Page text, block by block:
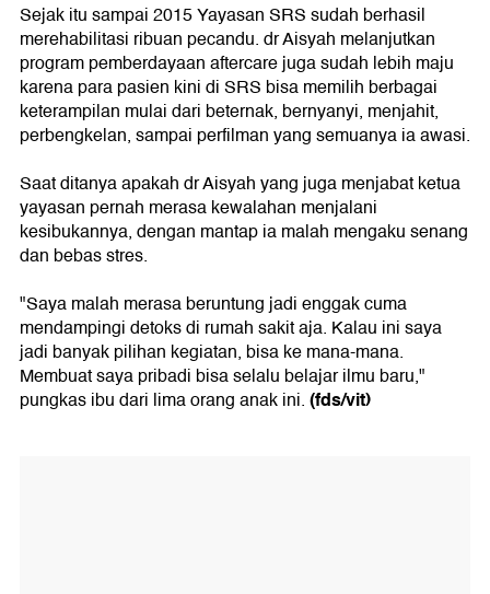
Sejak itu sampai 2015 Yayasan SRS sudah berhasil
merehabilitasi ribuan pecandu. dr Aisyah melanjutkan
program pemberdayaan aftercare juga sudah lebih maju
karena para pasien kini di SRS bisa memilih berbagai
keterampilan mulai dari beternak, bernyanyi, menjahit,
perbengkelan, sampai perfilman yang semuanya ia awasi.
Saat ditanya apakah dr Aisyah yang juga menjabat ketua
yayasan pernah merasa kewalahan menjalani
kesibukannya, dengan mantap ia malah mengaku senang
dan bebas stres.
"Saya malah merasa beruntung jadi enggak cuma
mendampingi detoks di rumah sakit aja. Kalau ini saya
jadi banyak pilihan kegiatan, bisa ke mana-mana.
Membuat saya pribadi bisa selalu belajar ilmu baru,"
pungkas ibu dari lima orang anak ini.(fds/vit)